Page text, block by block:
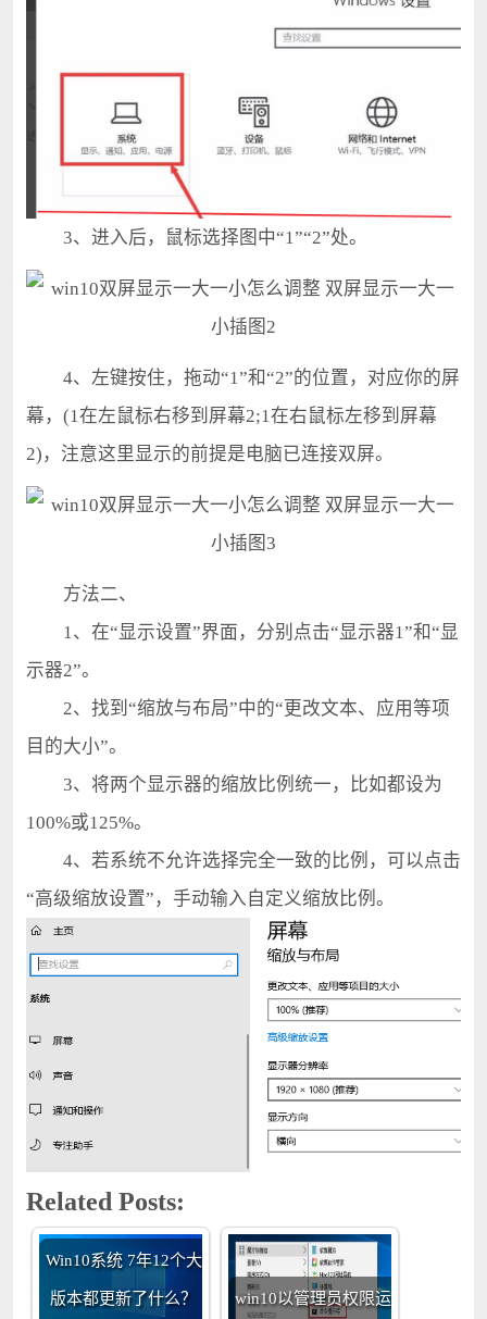
3、进入后，鼠标选择图中“1”“2”处。
4、左键按住，拖动“1”和“2”的位置，对应你的屏
幕，(1在左鼠标右移到屏幕2;1在右鼠标左移到屏幕
2)，注意这里显示的前提是电脑已连接双屏。
方法二、
1、在“显示设置”界面，分别点击“显示器1”和“显
示器2”。
2、找到“缩放与布局”中的“更改文本、应用等项
目的大小”。
3、将两个显示器的缩放比例统一，比如都设为
100%或125%。
4、若系统不允许选择完全一致的比例，可以点击
“高级缩放设置”，手动输入自定义缩放比例。
Related Posts:
Win10系统 7年12个大
版本都更新了什么？ win10以管理员权限运